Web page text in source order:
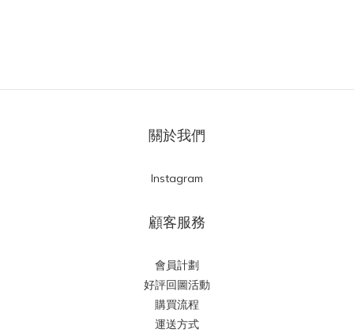
關於我們
Instagram
顧客服務
會員計劃
好評回圖活動
購買流程
運送方式